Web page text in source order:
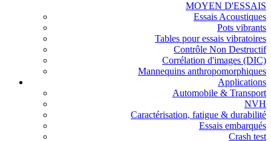
MOYEN D'ESSAIS
Essais Acoustiques
Pots vibrants
Tables pour essais vibratoires
Contrôle Non Destructif
Corrélation d'images (DIC)
Mannequins anthropomorphiques
Applications
Automobile & Transport
NVH
Caractérisation, fatigue & durabilité
Essais embarqués
Crash test